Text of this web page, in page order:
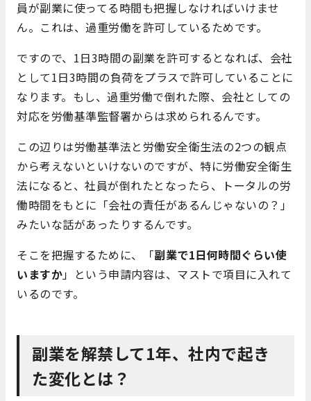
員が副業に使ってる時間も把握しなければいけませ
ん。これは、過重労働を許可しているためです。
ですので、1日3時間の副業を許可するとなれば、会社
として1日3時間の負荷をプラスで許可していることに
なります。もし、過重労働で倒れた際、会社としての
対応を労働基準監督署からは求められるんです。
この辺りは労働基準法と労働安全衛生法の2つの観点
から考えないといけないのですが、特に労働安全衛生
法になると、社員が倒れたとなったら、トータルの労
働時間をもとに「会社の責任があるんじゃないの？」
みたいな話があったりするんです。
そこを把握するために、「副業で1日何時間ぐらい使
いますか」という申請内容は、マストで項目に入れて
いるのです。
副業を解禁して1年、社内で起き
た変化とは？